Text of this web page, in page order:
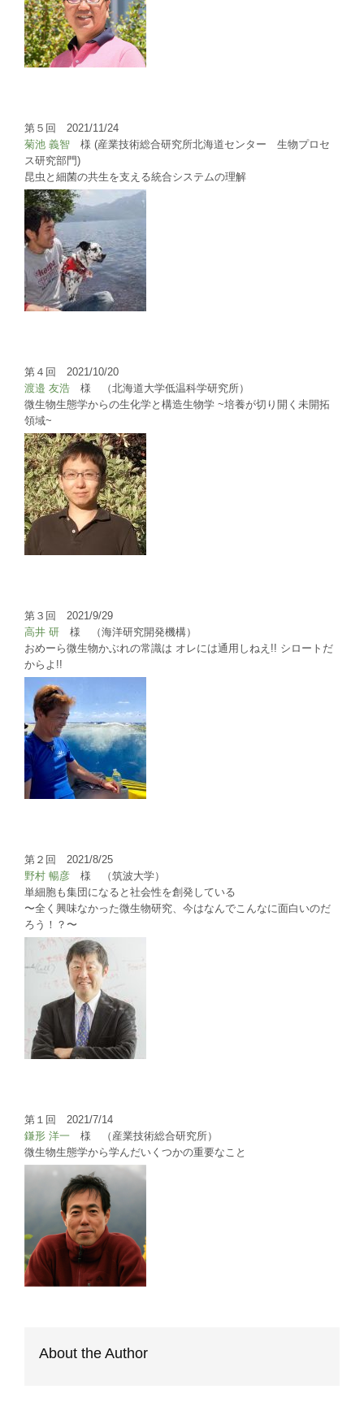
第５回 2021/11/24
菊池 義智 様 (産業技術総合研究所北海道センター 生物プロセ
ス研究部門)
昆虫と細菌の共生を支える統合システムの理解
第４回 2021/10/20
渡邉 友浩 様 （北海道大学低温科学研究所）
微生物生態学からの生化学と構造生物学 ~培養が切り開く未開拓
領域~
第３回 2021/9/29
高井 研 様 （海洋研究開発機構）
おめーら微生物かぶれの常識は オレには通用しねえ!! シロートだ
からよ!!
第２回 2021/8/25
野村 暢彦 様 （筑波大学）
単細胞も集団になると社会性を創発している
〜全く興味なかった微生物研究、今はなんでこんなに面白いのだ
ろう！？〜
第１回 2021/7/14
鎌形 洋一 様 （産業技術総合研究所）
微生物生態学から学んだいくつかの重要なこと
About the Author